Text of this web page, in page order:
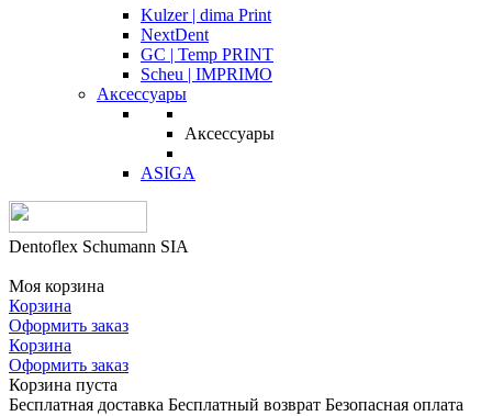
Kulzer | dima Print
NextDent
GC | Temp PRINT
Scheu | IMPRIMO
Аксессуары
Аксессуары
ASIGA
Dentoflex Schumann SIA
Моя корзина
Корзина
Оформить заказ
Корзина
Оформить заказ
Корзина пуста
Бесплатная доставка Бесплатный возврат Безопасная оплата